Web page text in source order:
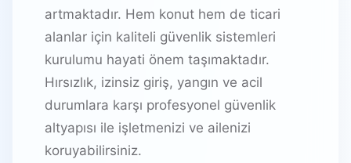
artmaktadır. Hem konut hem de ticari
alanlar için kaliteli güvenlik sistemleri
kurulumu hayati önem taşımaktadır.
Hırsızlık, izinsiz giriş, yangın ve acil
durumlara karşı profesyonel güvenlik
altyapısı ile işletmenizi ve ailenizi
koruyabilirsiniz.